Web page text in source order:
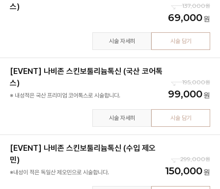
스)
137,000
69,000
시술 자세히 시술 담기
[EVENT] 나비존 스킨보툴리늄톡신 (국산 코어톡
스)
※ 내성적은 국산 프리미엄 코어톡스로 시술합니다.
195,000
99,000
시술 자세히 시술 담기
[EVENT] 나비존 스킨보툴리늄톡신 (수입 제오
민)
※내성이 적은 독일산 제오민으로 시술합니다.
299,000
150,000